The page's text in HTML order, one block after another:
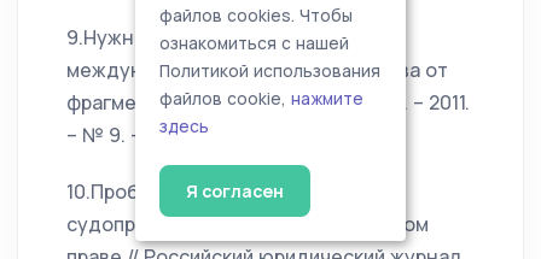
9.Нужно ли «спасать» систему
международного судопроизводства от
фрагментации? // Право и политика. – 2011.
– № 9. – С. 1509–1513.
10.Проблема параллельного
судопроизводства в международном
файлов cookies. Чтобы
ознакомиться с нашей
Политикой использования
файлов cookie, нажмите
здесь
Я согласен